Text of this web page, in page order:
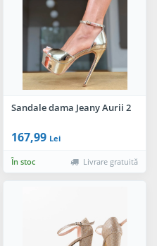
Sandale dama Jeany Aurii 2
167,99 Lei
În stoc Livrare gratuită